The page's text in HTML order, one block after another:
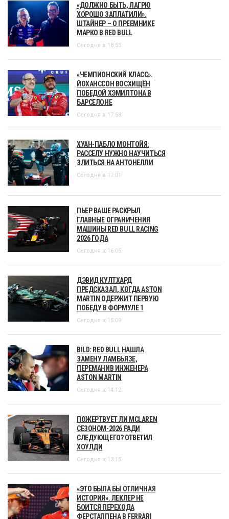
«ДОЛЖНО БЫТЬ, ЛАГРЮ
ХОРОШО ЗАПЛАТИЛИ».
ШТАЙНЕР – О ПРЕЕМНИКЕ
МАРКО В RED BULL
Сегодня в 18:55
«ЧЕМПИОНСКИЙ КЛАСС».
ЙОХАНССОН ВОСХИЩЁН
ПОБЕДОЙ ХЭМИЛТОНА В
БАРСЕЛОНЕ
Сегодня в 17:58
ХУАН-ПАБЛО МОНТОЙЯ:
РАССЕЛУ НУЖНО НАУЧИТЬСЯ
ЗЛИТЬСЯ НА АНТОНЕЛЛИ
Сегодня в 17:01
ПЬЕР ВАШЕ РАСКРЫЛ
ГЛАВНЫЕ ОГРАНИЧЕНИЯ
МАШИНЫ RED BULL RACING
2026 ГОДА
Сегодня в 16:05
ДЭВИД КУЛТХАРД
ПРЕДСКАЗАЛ, КОГДА ASTON
MARTIN ОДЕРЖИТ ПЕРВУЮ
ПОБЕДУ В ФОРМУЛЕ 1
Сегодня в 15:09
BILD: RED BULL НАШЛА
ЗАМЕНУ ЛАМБЬЯЗЕ,
ПЕРЕМАНИВ ИНЖЕНЕРА
ASTON MARTIN
Сегодня в 14:12
ПОЖЕРТВУЕТ ЛИ MCLAREN
СЕЗОНОМ-2026 РАДИ
СЛЕДУЮЩЕГО? ОТВЕТИЛ
ХОУЛДИ
Сегодня в 13:15
«ЭТО БЫЛА БЫ ОТЛИЧНАЯ
ИСТОРИЯ». ЛЕКЛЕР НЕ
БОИТСЯ ПЕРЕХОДА
ФЕРСТАППЕНА В FERRARI